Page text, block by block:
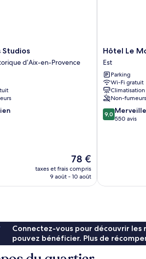
Studios
d’Aix-en-Provence
Le
nouveau
prix
78 €
taxes et frais compris
9 août - 10 août
Hôtel
Le
Mozart
Est
Hôtel Le
Est
Parking
Wi-Fi gratuit
Climatisation
Non-fumeurs
9.0
sur
9,0
550 avis
Connectez-vous pour découvrir
pouvez bénéficier. Plus de